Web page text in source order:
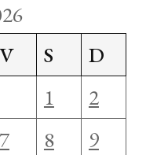
V S
D
1
2
7 8
9